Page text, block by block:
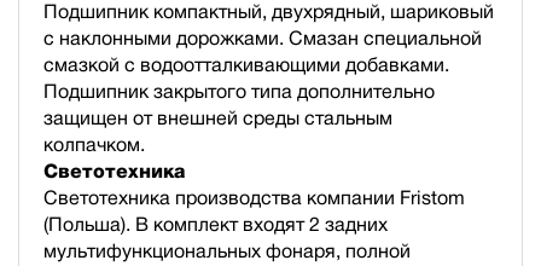
Подшипник компактный, двухрядный, шариковый
с наклонными дорожками. Смазан специальной
смазкой с водоотталкивающими добавками.
Подшипник закрытого типа дополнительно
защищен от внешней среды стальным
колпачком.
Светотехника
Светотехника производства компании Fristom
(Польша). В комплект входят 2 задних
мультифункциональных фонаря, полной